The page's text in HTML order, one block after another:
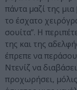
πάντα μαζί της
το έσχατο
σουίτα”. Η
της και της
έπρεπε να
Ντενίζ να
προχωρήσει,